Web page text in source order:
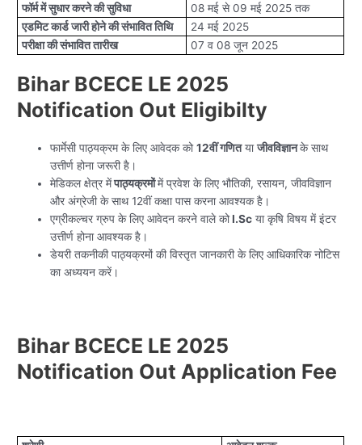
फॉर्म में सुधार करने की सुविधा
08 मई से 09 मई 2025 तक
एडमिट कार्ड जारी होने की संभावित तिथि
24 मई 2025
परीक्षा की संभावित तारीख
07 व 08 जून 2025
Bihar BCECE LE 2025
Notification Out Eligibilty
फार्मेसी पाठ्यक्रम के लिए आवेदक को12वीं गणितयाजीवविज्ञानके साथ
उत्तीर्ण होना जरूरी है।
मेडिकल क्षेत्र मेंपाठ्यक्रमोंमें प्रवेश के लिए भौतिकी, रसायन, जीवविज्ञान
और अंग्रेजी के साथ 12वीं कक्षा पास करना आवश्यक है।
एग्रीकल्चर ग्रुप के लिए आवेदन करने वाले कोI.Sc या कृषि विषय में इंटर
उत्तीर्ण होना आवश्यक है।
डेयरी तकनीकी पाठ्यक्रमों की विस्तृत जानकारी के लिए आधिकारिक नोटिस
का अध्ययन करें।
Bihar BCECE LE 2025
Notification Out Application Fee